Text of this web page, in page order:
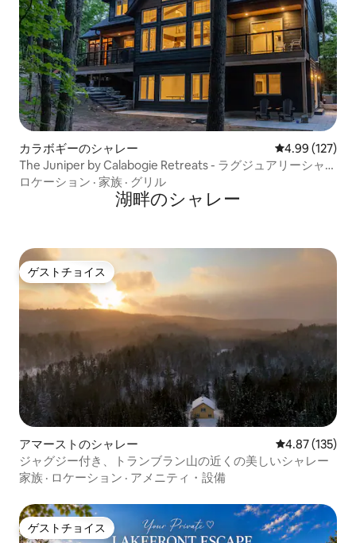
カラボギーのシャレー レビュー127
4.99 (127)
The Juniper by Calabogie Retreats - ラグジュアリーシャレ
ー
ロケーション · 家族 · グリル
湖畔のシャレー
ゲストチョイス
ゲストチョイス
アマーストのシャレー レビュー135
4.87 (135)
ジャグジー付き、トランブラン山の近くの美しいシャレー
家族 · ロケーション · アメニティ・設備
ゲストチョイス
ゲストチョイス